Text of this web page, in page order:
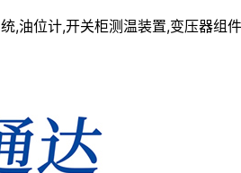
,油位计,开关柜测温装置,变压器